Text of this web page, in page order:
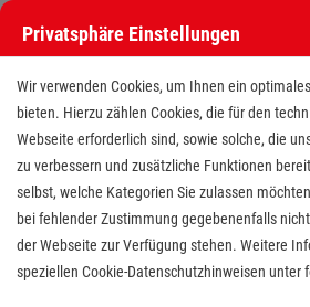
Stellenangebote bei
Stellenangebote bei
Privatsphäre Einstellungen
Wir verwenden Cookies, um Ihnen ein
bieten. Hierzu zählen Cookies, die für den
Webseite erforderlich sind, sowie solche, die
zu verbessern und zusätzliche Funktionen
selbst, welche Kategorien Sie zulassen
bei fehlender Zustimmung gegebenenfalls
der Webseite zur Verfügung stehen. Weitere
speziellen Cookie-Datenschutzhinweisen unter